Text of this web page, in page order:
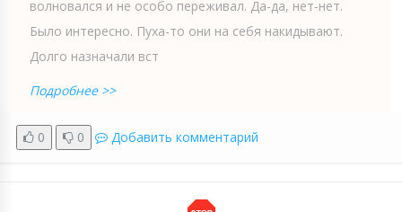
волновался и не особо переживал. Да-да, нет-нет.
Было интересно. Пуха-то они на себя накидывают.
Долго назначали вст
Подробнее >>
0 0 Добавить комментарий